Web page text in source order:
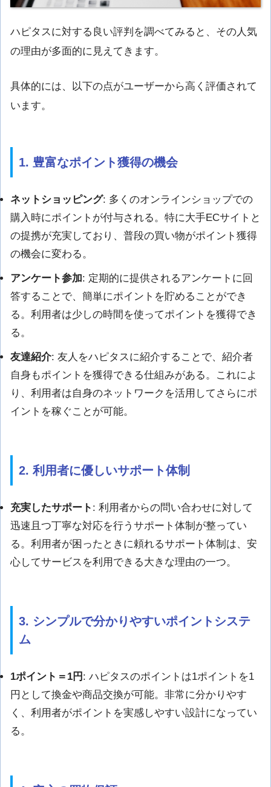
ハピタスに対する良い評判を調べてみると、その人気
の理由が多面的に見えてきます。
具体的には、以下の点がユーザーから高く評価されて
います。
1. 豊富なポイント獲得の機会
ネットショッピング: 多くのオンラインショップでの
購入時にポイントが付与される。特に大手ECサイトと
の提携が充実しており、普段の買い物がポイント獲得
の機会に変わる。
アンケート参加: 定期的に提供されるアンケートに回
答することで、簡単にポイントを貯めることができ
る。利用者は少しの時間を使ってポイントを獲得でき
る。
友達紹介: 友人をハピタスに紹介することで、紹介者
自身もポイントを獲得できる仕組みがある。これによ
り、利用者は自身のネットワークを活用してさらにポ
イントを稼ぐことが可能。
2. 利用者に優しいサポート体制
充実したサポート : 利用者からの問い合わせに対して
迅速且つ丁寧な対応を行うサポート体制が整ってい
る。利用者が困ったときに頼れるサポート体制は、安
心してサービスを利用できる大きな理由の一つ。
3. シンプルで分かりやすいポイントシステ
ム
1ポイント＝1円 : ハピタスのポイントは1ポイントを1
円として換金や商品交換が可能。非常に分かりやす
く、利用者がポイントを実感しやすい設計になってい
る。